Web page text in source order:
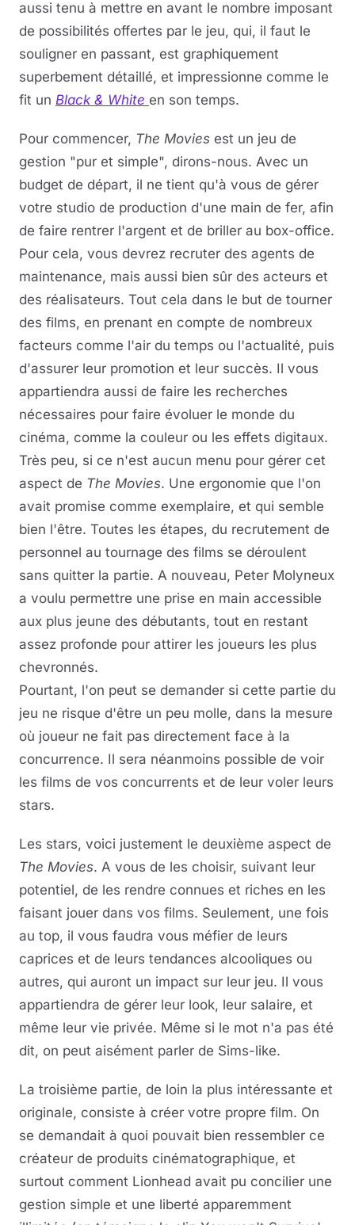
aussi tenu à mettre en avant le nombre imposant
de possibilités offertes par le jeu, qui, il faut le
souligner en passant, est graphiquement
superbement détaillé, et impressionne comme le
fit un Black & White en son temps.
Pour commencer, The Movies est un jeu de
gestion "pur et simple", dirons-nous. Avec un
budget de départ, il ne tient qu'à vous de gérer
votre studio de production d'une main de fer, afin
de faire rentrer l'argent et de briller au box-office.
Pour cela, vous devrez recruter des agents de
maintenance, mais aussi bien sûr des acteurs et
des réalisateurs. Tout cela dans le but de tourner
des films, en prenant en compte de nombreux
facteurs comme l'air du temps ou l'actualité, puis
d'assurer leur promotion et leur succès. Il vous
appartiendra aussi de faire les recherches
nécessaires pour faire évoluer le monde du
cinéma, comme la couleur ou les effets digitaux.
Très peu, si ce n'est aucun menu pour gérer cet
aspect de The Movies. Une ergonomie que l'on
avait promise comme exemplaire, et qui semble
bien l'être. Toutes les étapes, du recrutement de
personnel au tournage des films se déroulent
sans quitter la partie. A nouveau, Peter Molyneux
a voulu permettre une prise en main accessible
aux plus jeune des débutants, tout en restant
assez profonde pour attirer les joueurs les plus
chevronnés.
Pourtant, l'on peut se demander si cette partie du
jeu ne risque d'être un peu molle, dans la mesure
où joueur ne fait pas directement face à la
concurrence. Il sera néanmoins possible de voir
les films de vos concurrents et de leur voler leurs
stars.
Les stars, voici justement le deuxième aspect de
The Movies. A vous de les choisir, suivant leur
potentiel, de les rendre connues et riches en les
faisant jouer dans vos films. Seulement, une fois
au top, il vous faudra vous méfier de leurs
caprices et de leurs tendances alcooliques ou
autres, qui auront un impact sur leur jeu. Il vous
appartiendra de gérer leur look, leur salaire, et
même leur vie privée. Même si le mot n'a pas été
dit, on peut aisément parler de Sims-like.
La troisième partie, de loin la plus intéressante et
originale, consiste à créer votre propre film. On
se demandait à quoi pouvait bien ressembler ce
créateur de produits cinématographique, et
surtout comment Lionhead avait pu concilier une
gestion simple et une liberté apparemment